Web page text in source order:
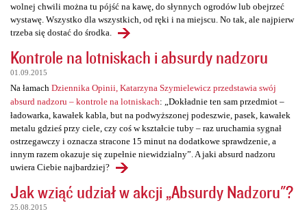
wolnej chwili można tu pójść na kawę, do słynnych ogrodów lub obejrzeć
wystawę. Wszystko dla wszystkich, od ręki i na miejscu. No tak, ale najpierw
trzeba się dostać do środka.
Kontrole na lotniskach i absurdy nadzoru
01.09.2015
Na łamach Dziennika Opinii, Katarzyna Szymielewicz przedstawia swój
absurd nadzoru – kontrole na lotniskach: „Dokładnie ten sam przedmiot –
ładowarka, kawałek kabla, but na podwyższonej podeszwie, pasek, kawałek
metalu gdzieś przy ciele, czy coś w kształcie tuby – raz uruchamia sygnał
ostrzegawczy i oznacza stracone 15 minut na dodatkowe sprawdzenie, a
innym razem okazuje się zupełnie niewidzialny”. A jaki absurd nadzoru
uwiera Ciebie najbardziej?
Jak wziąć udział w akcji „Absurdy Nadzoru"?
25.08.2015